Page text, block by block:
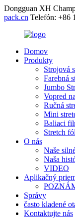
Dongguan XH
pack.cn Telefón: +86
Domov
Produkty
Strojová
Farebná
Jumbo
Vopred
Ručná
Mini
Baliaci
Stretch
O nás
Naše
Naša
VIDEO
Aplikačný
Správy
často kladené
Kontaktujte nás